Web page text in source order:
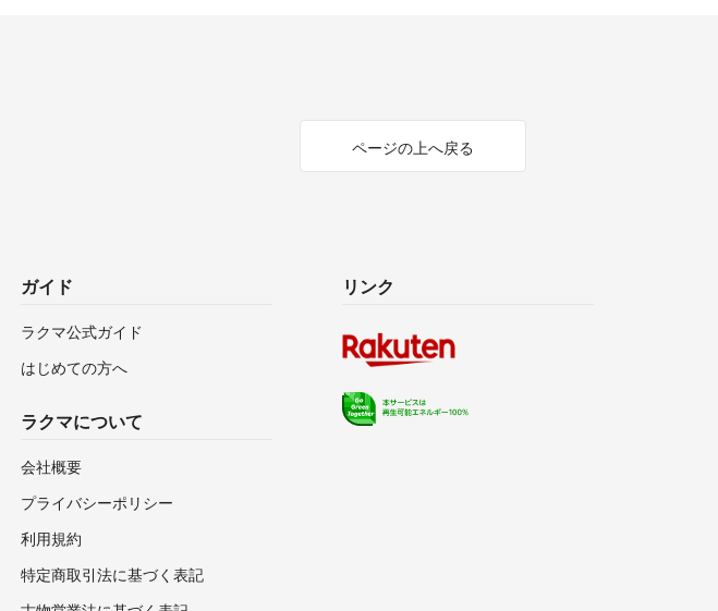
ページの上へ戻る
ガイド
ラクマ公式ガイド
はじめての方へ
ラクマについて
会社概要
プライバシーポリシー
利用規約
特定商取引法に基づく表記
リンク